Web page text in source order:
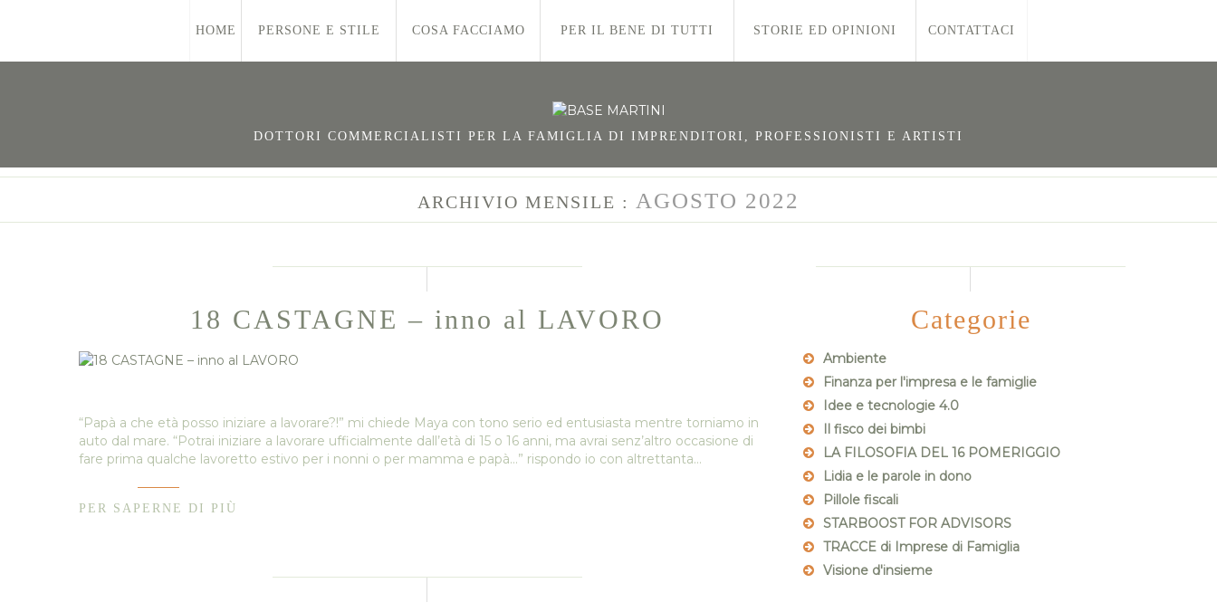
HOME PERSONE E STILE COSA FACCIAMO PER IL BENE DI TUTTI STORIE ED OPINIONI CONTATTACI
DOTTORI COMMERCIALISTI PER LA FAMIGLIA DI IMPRENDITORI, PROFESSIONISTI E ARTISTI
ARCHIVIO MENSILE : AGOSTO 2022
18 CASTAGNE – inno al LAVORO
“Papà a che età posso iniziare a lavorare?!” mi chiede Maya con tono serio ed entusiasta mentre torniamo in
auto dal mare. “Potrai iniziare a lavorare ufficialmente dall’età di 15 o 16 anni, ma avrai senz’altro occasione di
fare prima qualche lavoretto estivo per i nonni o per mamma e papà…” rispondo io con altrettanta…
PER SAPERNE DI PIÙ
Categorie
Ambiente
Finanza per l'impresa e le famiglie
Idee e tecnologie 4.0
Il fisco dei bimbi
LA FILOSOFIA DEL 16 POMERIGGIO
Lidia e le parole in dono
Pillole fiscali
STARBOOST FOR ADVISORS
TRACCE di Imprese di Famiglia
Visione d'insieme